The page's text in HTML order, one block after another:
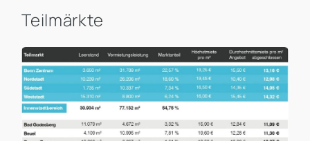
Teilmärkte